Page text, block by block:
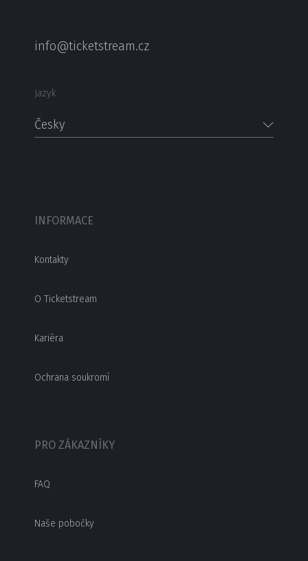
info@ticketstream.cz
Jazyk
Česky
INFORMACE
Kontakty
O Ticketstream
Kariéra
Ochrana soukromí
PRO ZÁKAZNÍKY
FAQ
Naše pobočky